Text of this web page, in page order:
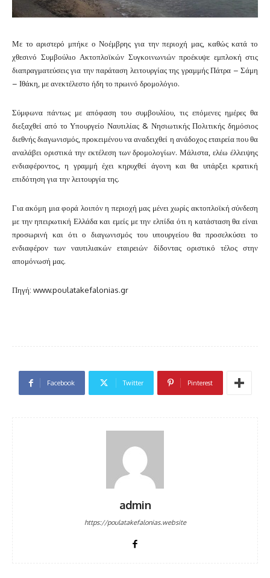
Με το αριστερό μπήκε ο Νοέμβρης για την περιοχή μας, καθώς κατά το
χθεσινό Συμβούλιο Ακτοπλοϊκών Συγκοινωνιών προέκυψε εμπλοκή στις
διαπραγματεύσεις για την παράταση λειτουργίας της γραμμής Πάτρα – Σάμη
– Ιθάκη, με ανεκτέλεστο ήδη το πρωινό δρομολόγιο.
Σύμφωνα πάντως με απόφαση του συμβουλίου, τις επόμενες ημέρες θα
διεξαχθεί από το Υπουργείο Ναυτιλίας & Νησιωτικής Πολιτικής δημόσιος
διεθνής διαγωνισμός, προκειμένου να αναδειχθεί η ανάδοχος εταιρεία που θα
αναλάβει οριστικά την εκτέλεση των δρομολογίων. Μάλιστα, ελέω έλλειψης
ενδιαφέροντος, η γραμμή έχει κηρυχθεί άγονη και θα υπάρξει κρατική
επιδότηση για την λειτουργία της.
Για ακόμη μια φορά λοιπόν η περιοχή μας μένει χωρίς ακτοπλοϊκή σύνδεση
με την ηπειρωτική Ελλάδα και εμείς με την ελπίδα ότι η κατάσταση θα είναι
προσωρινή και ότι ο διαγωνισμός του υπουργείου θα προσελκύσει το
ενδιαφέρον των ναυτιλιακών εταιρειών δίδοντας οριστικό τέλος στην
απομόνωσή μας.
Πηγή: www.poulatakefalonias.gr
Facebook Twitter Pinterest
admin
https://poulatakefalonias.website